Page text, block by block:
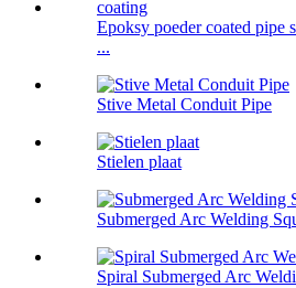
Epoksy poeder coated pipe
...
Stive Metal Conduit Pipe
Stielen plaat
Submerged Arc Welding
Spiral Submerged Arc